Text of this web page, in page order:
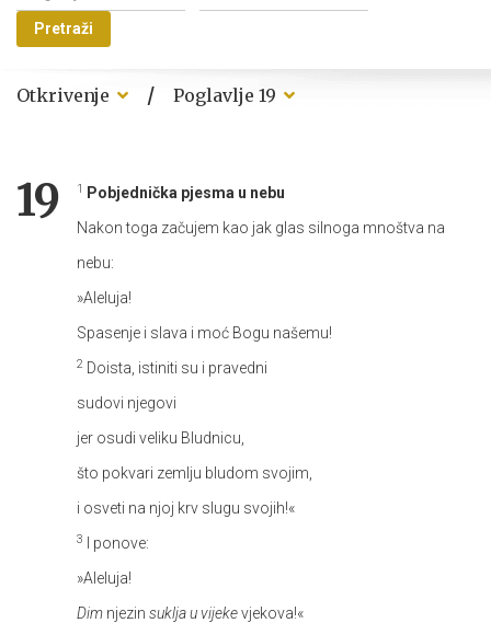
Pretraži
Otkrivenje / Poglavlje 19
19 1
Pobjednička pjesma u nebu
Nakon toga začujem kao jak glas silnoga mnoštva na
nebu:
»Aleluja!
Spasenje i slava i moć Bogu našemu!
2 Doista, istiniti su i pravedni
sudovi njegovi
jer osudi veliku Bludnicu,
što pokvari zemlju bludom svojim,
i osveti na njoj krv slugu svojih!«
3
I ponove:
»Aleluja!
Dim njezin suklja u vijekevjekova!«